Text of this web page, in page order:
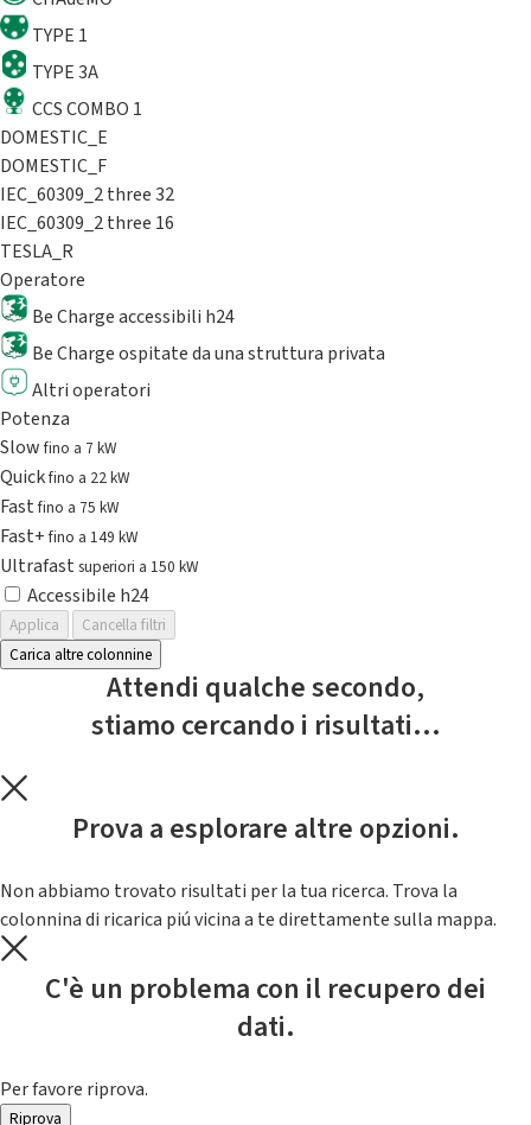
TYPE 1
TYPE 3A
CCS COMBO 1
DOMESTIC_E
DOMESTIC_F
IEC_60309_2 three 32
IEC_60309_2 three 16
TESLA_R
Operatore
Be Charge accessibili h24
Be Charge ospitate da una struttura privata
Altri operatori
Potenza
Slowfino a 7 kW
Quickfino a 22 kW
Fastfino a 75 kW
Fast+fino a 149 kW
Ultrafast superiori a 150 kW
Accessibile h24
Applica
Cancella filtri
Carica altre colonnine
Attendi qualche secondo,
stiamo cercando i risultati...
Prova a esplorare altre opzioni.
Non abbiamo trovato risultati per la tua ricerca. Trova la
colonnina di ricarica piú vicina a te direttamente sulla mappa.
C'è un problema con il recupero dei
dati.
Per favore riprova.
Riprova